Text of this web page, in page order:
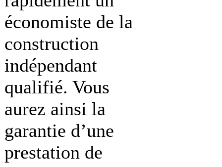
économiste de la
construction
indépendant
qualifié. Vous
aurez ainsi la
garantie d’une
prestation de